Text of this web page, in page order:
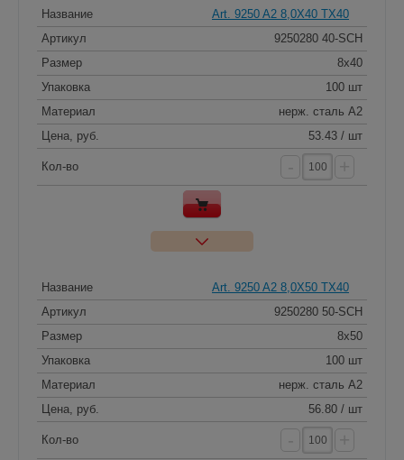
Название
Art. 9250 A2 8,0X40 TX40
Артикул
9250280 40-SCH
Размер
8х40
Упаковка
100 шт
Материал
нерж. сталь A2
Цена, руб.
53.43 / шт
Кол-во
Название
Art. 9250 A2 8,0X50 TX40
Артикул
9250280 50-SCH
Размер
8х50
Упаковка
100 шт
Материал
нерж. сталь A2
Цена, руб.
56.80 / шт
Кол-во